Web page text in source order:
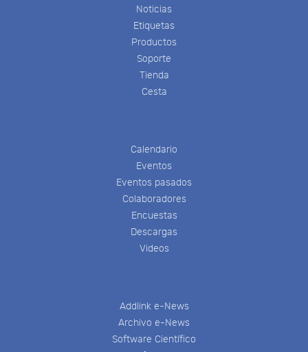
Noticias
Etiquetas
Productos
Soporte
Tienda
Cesta
Calendario
Eventos
Eventos pasados
Colaboradores
Encuestas
Descargas
Videos
Addlink e-News
Archivo e-News
Software Científico